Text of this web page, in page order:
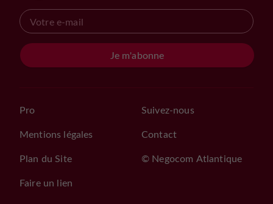
Je m'abonne
Pro
Mentions légales
Plan du Site
Faire un lien
Suivez-nous
Contact
© Negocom Atlantique